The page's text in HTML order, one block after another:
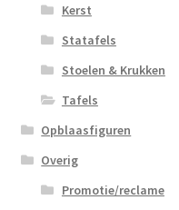
Kerst
Statafels
Stoelen & Krukken
Tafels
Opblaasfiguren
Overig
Promotie/reclame